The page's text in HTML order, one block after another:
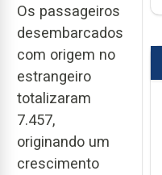
Os passageiros
desembarcados
com origem no
estrangeiro
totalizaram
7.457,
originando um
crescimento